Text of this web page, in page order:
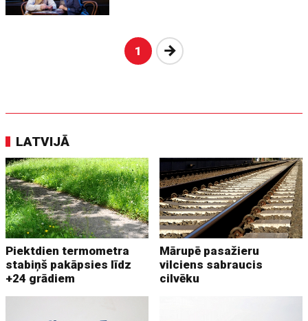
1 Nākošā
LATVIJĀ
Piektdien termometra
stabiņš pakāpsies līdz
+24 grādiem
Mārupē pasažieru
vilciens sabraucis
cilvēku